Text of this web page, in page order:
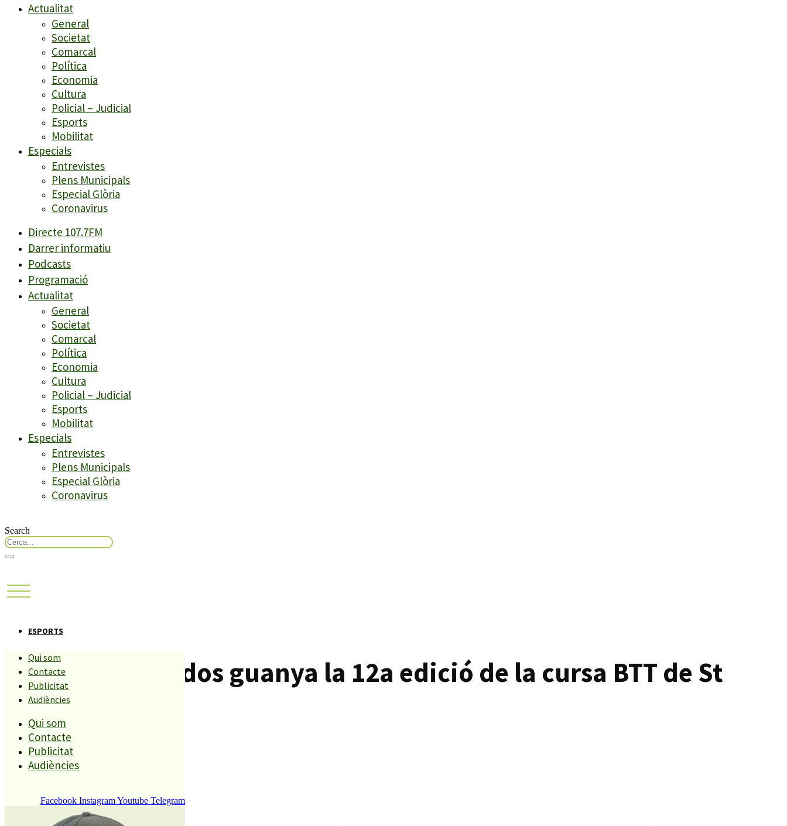
Actualitat
General
Societat
Comarcal
Política
Economia
Cultura
Policial – Judicial
Esports
Mobilitat
Especials
Entrevistes
Plens Municipals
Especial Glòria
Coronavirus
Directe 107.7FM
Darrer informatiu
Podcasts
Programació
Actualitat
General
Societat
Comarcal
Política
Economia
Cultura
Policial – Judicial
Esports
Mobilitat
Especials
Entrevistes
Plens Municipals
Especial Glòria
Coronavirus
Search
Qui som
Contacte
Publicitat
Audiències
Qui som
Contacte
Publicitat
Audiències
Facebook InstagramYoutube Telegram
ESPORTS
Christian Collados guanya la 12a edició de la cursa BTT de St
Genís.
Compartiu aquesta història
19 GENER, 2009